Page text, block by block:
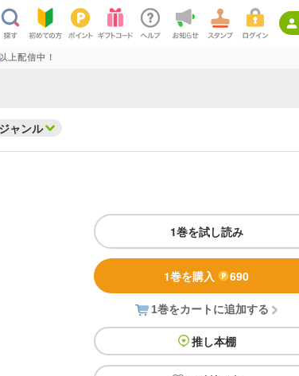
以上配信中！
ジャンル
1巻を試し読み
1巻を購入 690
1巻をカートに追加する
推し本棚